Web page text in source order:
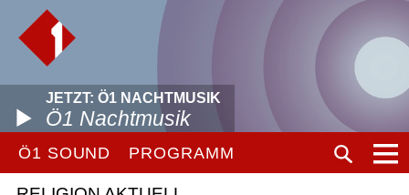
JETZT: Ö1 NACHTMUSIK
Ö1 Nachtmusik
Ö1 SOUND PROGRAMM